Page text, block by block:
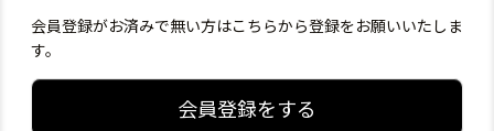
会員登録がお済みで無い方はこちらから登録をお願いいたしま
す。
会員登録をする